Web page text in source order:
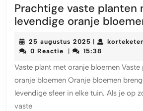
Prachtige vaste planten
levendige oranje
25 augustus 2025 25
augustus
|
0 Reactie | 15:38
Vaste plant met oranje bloemen
oranje bloemen Oranje bloemen
levendige sfeer in elke tuin. Als je op
vaste